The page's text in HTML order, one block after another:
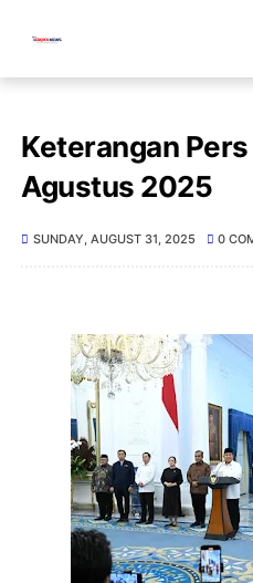
Keterangan Pers
Agustus 2025
SUNDAY, AUGUST 31, 2025 0